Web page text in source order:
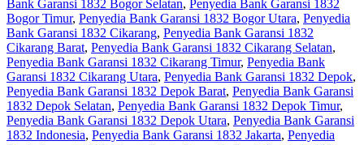
Bank Garansi 1832 Bogor Selatan, Penyedia Bank Garansi 1832
Bogor Timur, Penyedia Bank Garansi 1832 Bogor Utara, Penyedia
Bank Garansi 1832 Cikarang, Penyedia Bank Garansi 1832
Cikarang Barat, Penyedia Bank Garansi 1832 Cikarang Selatan,
Penyedia Bank Garansi 1832 Cikarang Timur, Penyedia Bank
Garansi 1832 Cikarang Utara, Penyedia Bank Garansi 1832 Depok,
Penyedia Bank Garansi 1832 Depok Barat, Penyedia Bank Garansi
1832 Depok Selatan, Penyedia Bank Garansi 1832 Depok Timur,
Penyedia Bank Garansi 1832 Depok Utara, Penyedia Bank Garansi
1832 Indonesia, Penyedia Bank Garansi 1832 Jakarta, Penyedia